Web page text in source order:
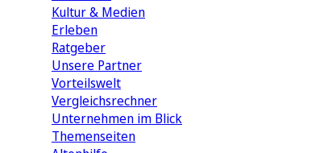
Kultur & Medien
Erleben
Ratgeber
Unsere Partner
Vorteilswelt
Vergleichsrechner
Unternehmen im Blick
Themenseiten